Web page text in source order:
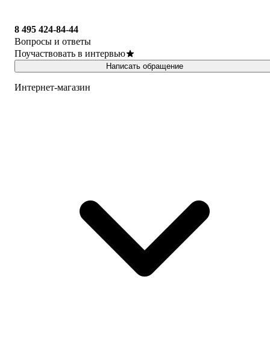
8 495 424-84-44
Вопросы и ответы
Поучаствовать в интервью
Написать обращение
Интернет-магазин